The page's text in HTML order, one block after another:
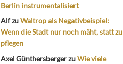
Berlin instrumentalisiert
AlfzuWaltrop als Negativbeispiel:
Wenn die Stadt nur noch mäht, statt zu
pflegen
Axel GünthersbergerzuWie viele